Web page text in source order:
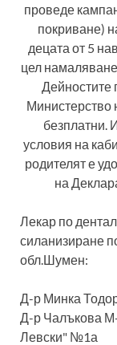
проведе
покриване)
децата от 5
цел
Дейностите
Министерство
безплатни.
условия на
родителят е
на
Лекар по
силанизиране
обл.Шумен:
Д-р Минка
Д-р Чалъкова
Левски" №1а